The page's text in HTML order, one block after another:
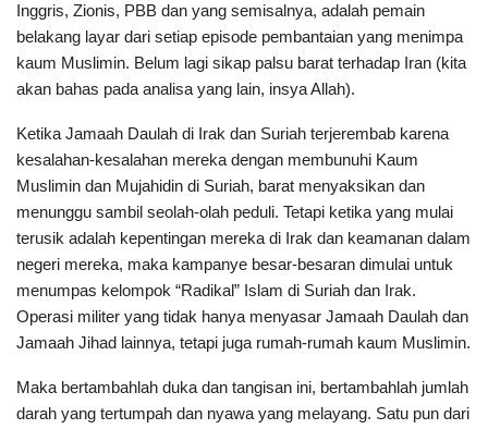
Inggris, Zionis, PBB dan yang semisalnya, adalah pemain
belakang layar dari setiap episode pembantaian yang menimpa
kaum Muslimin. Belum lagi sikap palsu barat terhadap Iran (kita
akan bahas pada analisa yang lain, insya Allah).
Ketika Jamaah Daulah di Irak dan Suriah terjerembab karena
kesalahan-kesalahan mereka dengan membunuhi Kaum
Muslimin dan Mujahidin di Suriah, barat menyaksikan dan
menunggu sambil seolah-olah peduli. Tetapi ketika yang mulai
terusik adalah kepentingan mereka di Irak dan keamanan dalam
negeri mereka, maka kampanye besar-besaran dimulai untuk
menumpas kelompok “Radikal” Islam di Suriah dan Irak.
Operasi militer yang tidak hanya menyasar Jamaah Daulah dan
Jamaah Jihad lainnya, tetapi juga rumah-rumah kaum Muslimin.
Maka bertambahlah duka dan tangisan ini, bertambahlah jumlah
darah yang tertumpah dan nyawa yang melayang. Satu pun dari